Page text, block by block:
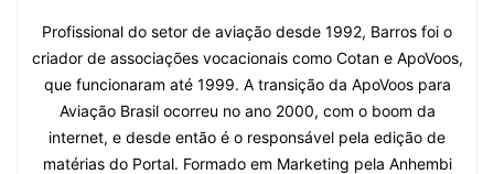
Profissional do setor de aviação desde 1992, Barros foi o
criador de associações vocacionais como Cotan e ApoVoos,
que funcionaram até 1999. A transição da ApoVoos para
Aviação Brasil ocorreu no ano 2000, com o boom da
internet, e desde então é o responsável pela edição de
matérias do Portal. Formado em Marketing pela Anhembi